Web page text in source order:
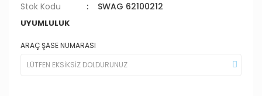
Stok Kodu
SWAG 62100212
UYUMLULUK
ARAÇ ŞASE NUMARASI